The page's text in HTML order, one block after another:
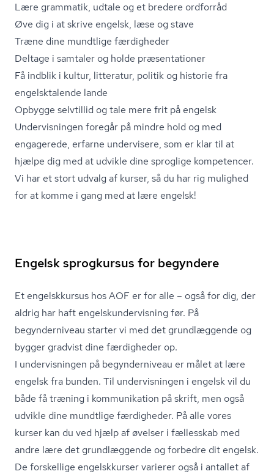
Lære grammatik, udtale og et bredere ordforråd
Øve dig i at skrive engelsk, læse og stave
Træne dine mundtlige færdigheder
Deltage i samtaler og holde præsentationer
Få indblik i kultur, litteratur, politik og historie fra
engelsktalende lande
Opbygge selvtillid og tale mere frit på engelsk
Undervisningen foregår på mindre hold og med
engagerede, erfarne undervisere, som er klar til at
hjælpe dig med at udvikle dine sproglige kompetencer.
Vi har et stort udvalg af kurser, så du har rig mulighed
for at komme i gang med at lære engelsk!
Engelsk sprogkursus for begyndere
Et engelskkursus hos AOF er for alle – også for dig, der
aldrig har haft en­gelskun­der­vis­ning før. På
begynderniveau starter vi med det grundlæggende og
bygger gradvist dine færdigheder op.
I undervisningen på begynderniveau er målet at lære
engelsk fra bunden. Til undervisningen i engelsk vil du
både få træning i kommunikation på skrift, men også
udvikle dine mundtlige færdigheder. På alle vores
kurser kan du ved hjælp af øvelser i fællesskab med
andre lære det grundlæggende og forbedre dit engelsk.
De forskellige engelskkurser varierer også i antallet af